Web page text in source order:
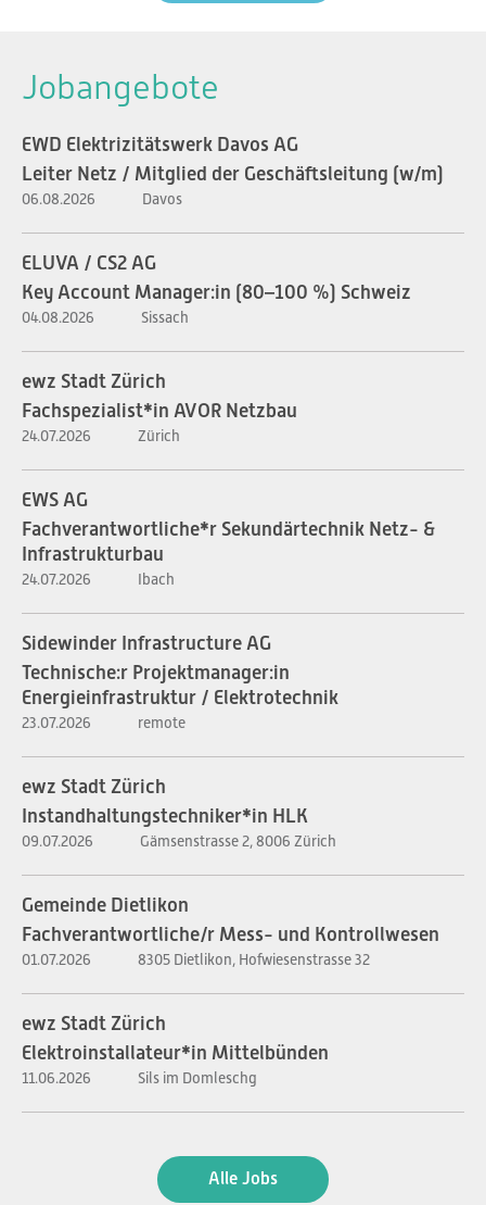
Jobangebote
EWD Elektrizitätswerk Davos AG
Leiter Netz / Mitglied der Geschäftsleitung (w/m)
06.08.2026 Davos
ELUVA / CS2 AG
Key Account Manager:in (80–100 %) Schweiz
04.08.2026 Sissach
ewz Stadt Zürich
Fachspezialist*in AVOR Netzbau
24.07.2026 Zürich
EWS AG
Fachverantwortliche*r Sekundärtechnik Netz- &
Infrastrukturbau
24.07.2026 Ibach
Sidewinder Infrastructure AG
Technische:r Projektmanager:in
Energieinfrastruktur / Elektrotechnik
23.07.2026 remote
ewz Stadt Zürich
Instandhaltungstechniker*in HLK
09.07.2026 Gämsenstrasse 2, 8006 Zürich
Gemeinde Dietlikon
Fachverantwortliche/r Mess- und Kontrollwesen
01.07.2026 8305 Dietlikon, Hofwiesenstrasse 32
ewz Stadt Zürich
Elektroinstallateur*in Mittelbünden
11.06.2026 Sils im Domleschg
Alle Jobs